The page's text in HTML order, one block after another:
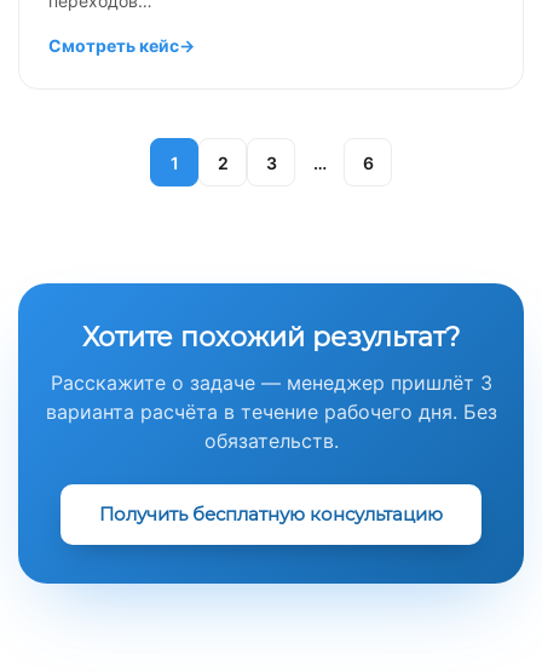
Смотреть кейс→
1 2 3 … 6
Хотите похожий результат?
Расскажите о задаче — менеджер пришлёт 3
варианта расчёта в течение рабочего дня. Без
обязательств.
Получить бесплатную консультацию